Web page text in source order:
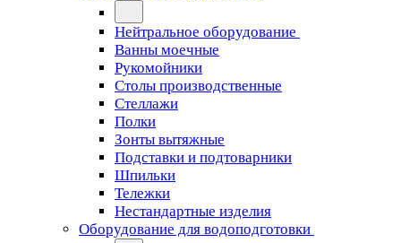
Нейтральное оборудование
Ванны моечные
Рукомойники
Столы производственные
Стеллажи
Полки
Зонты вытяжные
Подставки и подтоварники
Шпильки
Тележки
Нестандартные изделия
Оборудование для водоподготовки